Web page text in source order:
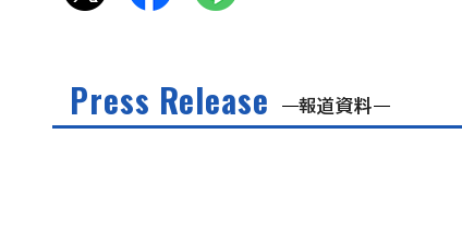
Press Release 報道資料